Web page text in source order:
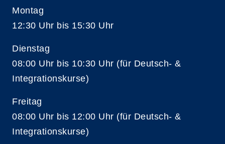
Montag
12:30 Uhr bis 15:30 Uhr
Dienstag
08:00 Uhr bis 10:30 Uhr (für Deutsch- &
Integrationskurse)
Freitag
08:00 Uhr bis 12:00 Uhr (für Deutsch- &
Integrationskurse)